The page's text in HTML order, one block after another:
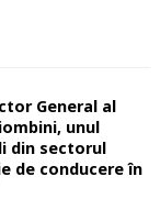
General al
unul
din sectorul
de conducere în